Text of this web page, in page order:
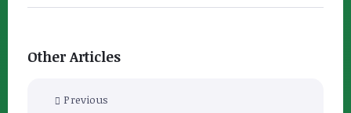
Other Articles
Previous